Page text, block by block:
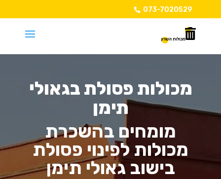
073-7020529
מכולות פסולת בגאולי
תימן
מומחים בהשכרת
מכולות לפינוי פסולת
בישוב גאולי תימן